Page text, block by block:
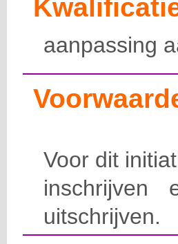
aanpassing
Voor dit
uitschrijven.